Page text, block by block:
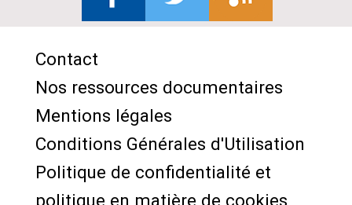
Menu
Pied
de
page
Contact
Nos ressources documentaires
Mentions légales
Conditions Générales d'Utilisation
Politique de confidentialité et
politique en matière de cookies